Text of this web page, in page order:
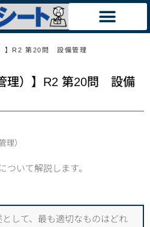
】R2 第20問 設備管理
理）】R2 第20問 設備
理）
ついて解説します。
して、最も適切なものはどれ